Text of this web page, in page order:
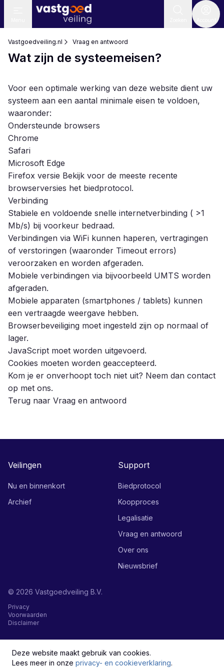
Vastgoedveiling.nl Vraag en antwoord
Wat zijn de systeemeisen?
Voor een optimale werking van deze website dient uw
systeem aan een aantal minimale eisen te voldoen,
waaronder:
Ondersteunde browsers
Chrome
Safari
Microsoft Edge
Firefox versie Bekijk voor de meeste recente
browserversies het biedprotocol.
Verbinding
Stabiele en voldoende snelle internetverbinding ( >1
Mb/s) bij voorkeur bedraad.
Verbindingen via WiFi kunnen haperen, vertragingen
of verstoringen (waaronder Timeout errors)
veroorzaken en worden afgeraden.
Mobiele verbindingen via bijvoorbeeld UMTS worden
afgeraden.
Mobiele apparaten (smartphones / tablets) kunnen
een vertraagde weergave hebben.
Browserbeveiliging moet ingesteld zijn op normaal of
lager.
JavaScript moet worden uitgevoerd.
Cookies moeten worden geaccepteerd.
Kom je er onverhoopt toch niet uit? Neem dan contact
op met ons.
Terug naar Vraag en antwoord
Veilingen
Nu en binnenkort
Archief
Support
Biedprotocol
Koopproces
Legalisatie
Vraag en antwoord
Over ons
Nieuwsbrief
© 2026 Vastgoedveiling B.V.
Privacy
Voorwaarden
Disclaimer
Deze website maakt gebruik van cookies.
Lees meer in onze privacy- en cookieverklaring.